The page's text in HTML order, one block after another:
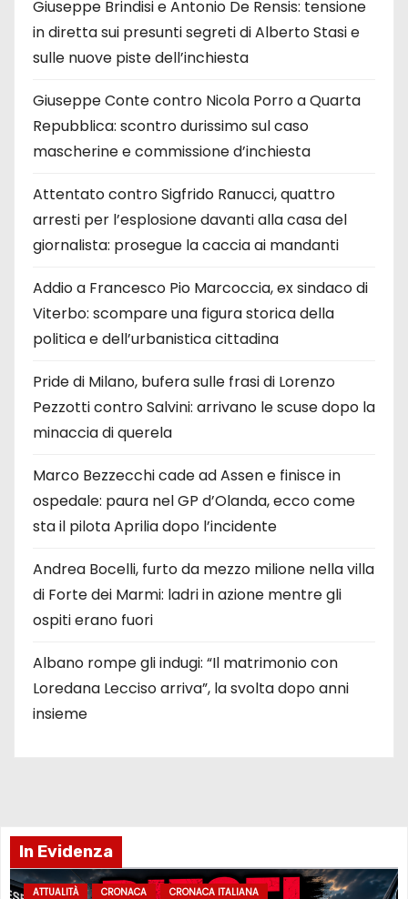
Giuseppe Brindisi e Antonio De Rensis: tensione
in diretta sui presunti segreti di Alberto Stasi e
sulle nuove piste dell’inchiesta
Giuseppe Conte contro Nicola Porro a Quarta
Repubblica: scontro durissimo sul caso
mascherine e commissione d’inchiesta
Attentato contro Sigfrido Ranucci, quattro
arresti per l’esplosione davanti alla casa del
giornalista: prosegue la caccia ai mandanti
Addio a Francesco Pio Marcoccia, ex sindaco di
Viterbo: scompare una figura storica della
politica e dell’urbanistica cittadina
Pride di Milano, bufera sulle frasi di Lorenzo
Pezzotti contro Salvini: arrivano le scuse dopo la
minaccia di querela
Marco Bezzecchi cade ad Assen e finisce in
ospedale: paura nel GP d’Olanda, ecco come
sta il pilota Aprilia dopo l’incidente
Andrea Bocelli, furto da mezzo milione nella villa
di Forte dei Marmi: ladri in azione mentre gli
ospiti erano fuori
Albano rompe gli indugi: “Il matrimonio con
Loredana Lecciso arriva”, la svolta dopo anni
insieme
In Evidenza
ATTUALITÀ CRONACA CRONACA ITALIANA